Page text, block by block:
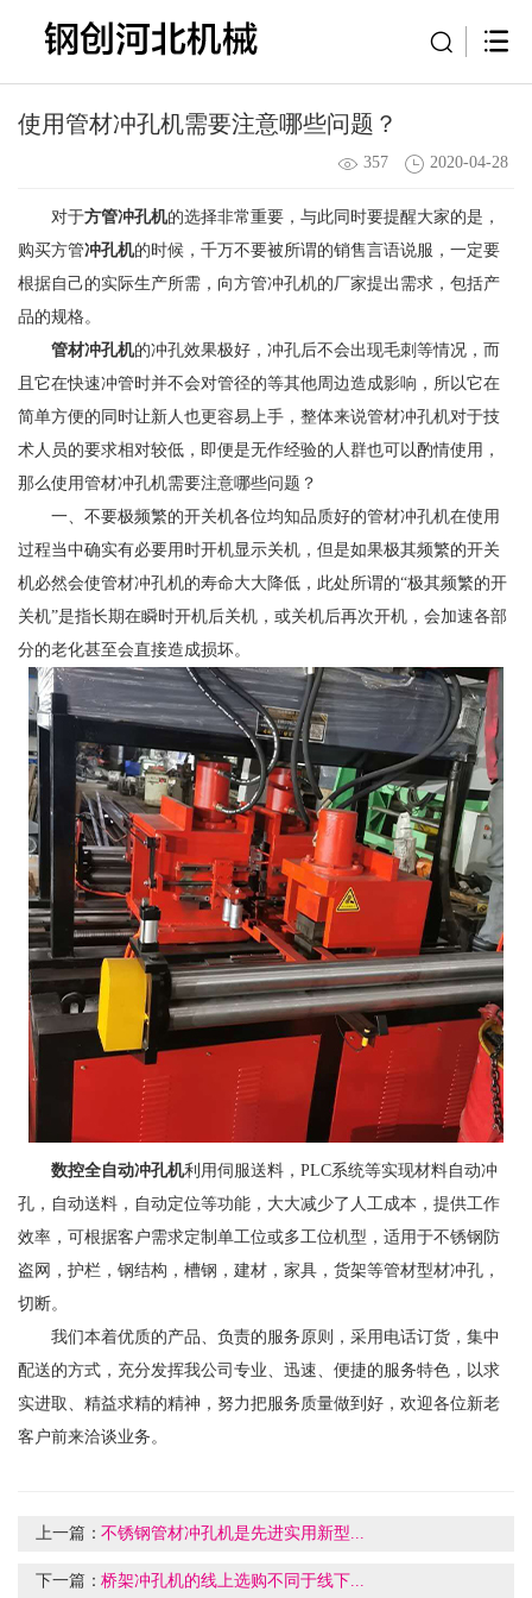
使用管材冲孔机需要注意哪些问题？
357 2020-04-28
对于方管冲孔机的选择非常重要，与此同时要提醒大家的是，
购买方管冲孔机的时候，千万不要被所谓的销售言语说服，一定要
根据自己的实际生产所需，向方管冲孔机的厂家提出需求，包括产
品的规格。
管材冲孔机的冲孔效果极好，冲孔后不会出现毛刺等情况，而
且它在快速冲管时并不会对管径的等其他周边造成影响，所以它在
简单方便的同时让新人也更容易上手，整体来说管材冲孔机对于技
术人员的要求相对较低，即便是无作经验的人群也可以酌情使用，
那么使用管材冲孔机需要注意哪些问题？
一、不要极频繁的开关机各位均知品质好的管材冲孔机在使用
过程当中确实有必要用时开机显示关机，但是如果极其频繁的开关
机必然会使管材冲孔机的寿命大大降低，此处所谓的“极其频繁的开
关机”是指长期在瞬时开机后关机，或关机后再次开机，会加速各部
分的老化甚至会直接造成损坏。
数控全自动冲孔机利用伺服送料，PLC系统等实现材料自动冲
孔，自动送料，自动定位等功能，大大减少了人工成本，提供工作
效率，可根据客户需求定制单工位或多工位机型，适用于不锈钢防
盗网，护栏，钢结构，槽钢，建材，家具，货架等管材型材冲孔，
切断。
我们本着优质的产品、负责的服务原则，采用电话订货，集中
配送的方式，充分发挥我公司专业、迅速、便捷的服务特色，以求
实进取、精益求精的精神，努力把服务质量做到好，欢迎各位新老
客户前来洽谈业务。
上一篇：不锈钢管材冲孔机是先进实用新型...
下一篇：桥架冲孔机的线上选购不同于线下...